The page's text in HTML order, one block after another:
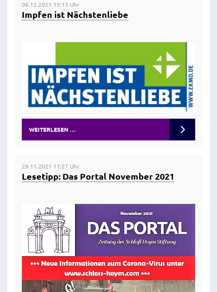
06.12.2021 15:15 Uhr
Impfen ist Nächstenliebe
WEITERLESEN …
29.11.2021 11:27 Uhr
Lesetipp: Das Portal November 2021